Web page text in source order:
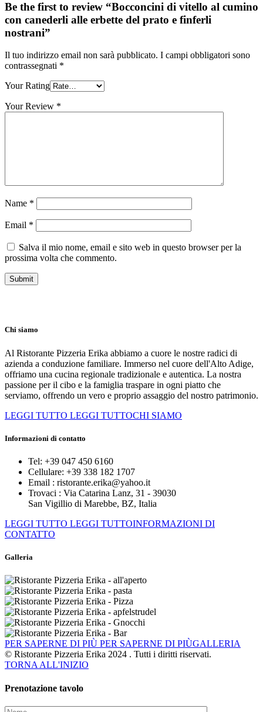
Be the first to review “Bocconcini di vitello al cumino
con canederli alle erbette del prato e finferli
nostrani”
Il tuo indirizzo email non sarà pubblicato. I campi obbligatori sono
contrassegnati *
Your Rating
Your Review *
Name *
Email *
Salva il mio nome, email e sito web in questo browser per la
prossima volta che commento.
Chi siamo
Al Ristorante Pizzeria Erika abbiamo a cuore le nostre radici di
azienda a conduzione familiare. Immerso nel cuore dell'Alto Adige,
offriamo una cucina regionale tradizionale e autentica. La nostra
passione per il cibo e la famiglia traspare in ogni piatto che
serviamo, offrendo un vero e proprio assaggio del nostro patrimonio.
LEGGI TUTTO LEGGI TUTTOCHI SIAMO
Informazioni di contatto
Tel: +39 047 450 6160
Cellulare: +39 338 182 1707
Email : ristorante.erika@yahoo.it
Trovaci : Via Catarina Lanz, 31 - 39030
San Vigillio di Marebbe, BZ, Italia
LEGGI TUTTO LEGGI TUTTOINFORMAZIONI DI
CONTATTO
Galleria
PER SAPERNE DI PIÙ PER SAPERNE DI PIÙGALLERIA
© Ristorante Pizzeria Erika 2024 . Tutti i diritti riservati.
TORNA ALL'INIZIO
Prenotazione tavolo